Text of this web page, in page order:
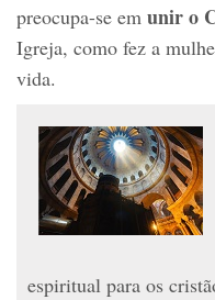
preocupa-se em unir o
Igreja, como fez a
vida.
espiritual para os